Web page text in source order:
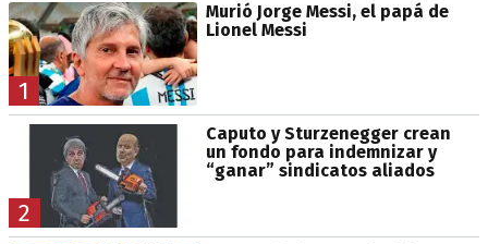
1
Murió Jorge Messi, el papá de
Lionel Messi
2
Caputo y Sturzenegger crean
un fondo para indemnizar y
“ganar” sindicatos aliados